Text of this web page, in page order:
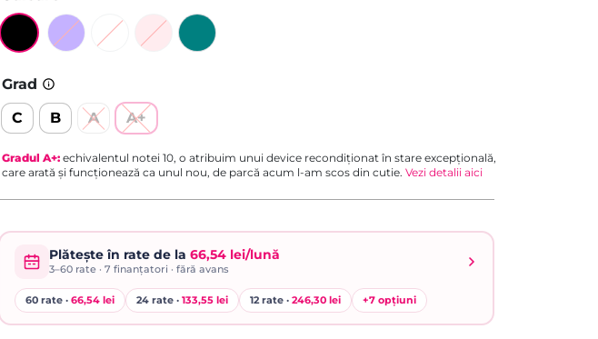
Grad
A+
A
B
C
Gradul A+: echivalentul notei 10, o atribuim unui device recondiționat în stare excepțională,
care arată și funcționează ca unul nou, de parcă acum l-am scos din cutie. Vezi detalii aici
Plătește în rate de la 66,54 lei/lună
3–60rate · 7 finanțatori · fără avans
60 rate · 66,54 lei 24 rate · 133,55 lei 12 rate · 246,30 lei +7opțiuni